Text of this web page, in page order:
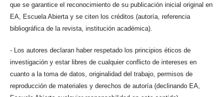
que se garantice el reconocimiento de su publicación inicial original en
EA, Escuela Abierta y se citen los créditos (autoría, referencia
bibliográfica de la revista, institución académica).
- Los autores declaran haber respetado los principios éticos de
investigación y estar libres de cualquier conflicto de intereses en
cuanto a la toma de datos, originalidad del trabajo, permisos de
reproducción de materiales y derechos de autoría (declinando EA,